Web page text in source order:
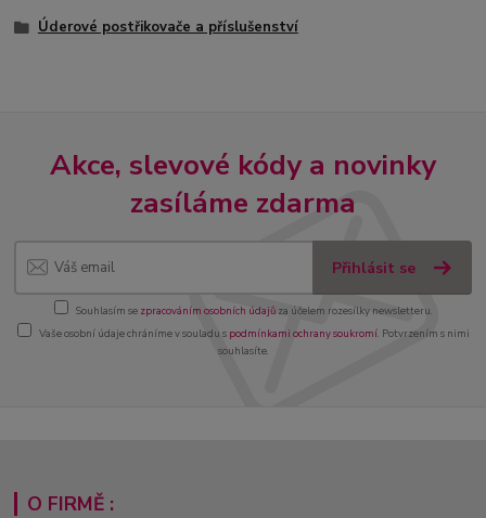
Úderové postřikovače a příslušenství
Akce, slevové kódy a novinky
zasíláme zdarma
Přihlásit se
Souhlasím se zpracováním osobních údajůza účelem rozesílky newsletteru.
Vaše osobní údaje chráníme v souladu s podmínkami ochrany soukromí. Potvrzením s nimi
souhlasíte.
O FIRMĚ :